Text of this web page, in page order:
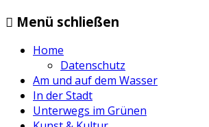
Zum
springen
Menü schließen
Home
Datenschutz
Am und auf dem Wasser
In der Stadt
Unterwegs im Grünen